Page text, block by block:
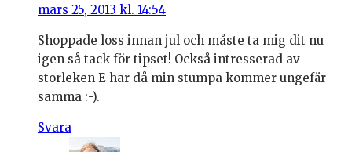
mars 25, 2013 kl. 14:54
Shoppade loss innan jul och måste ta mig dit nu
igen så tack för tipset! Också intresserad av
storleken E har då min stumpa kommer ungefär
samma :-).
Svara